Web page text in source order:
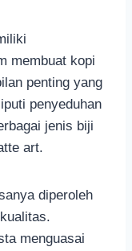
membuat kopi
penting yang
penyeduhan
jenis biji
art.
diperoleh
menguasai